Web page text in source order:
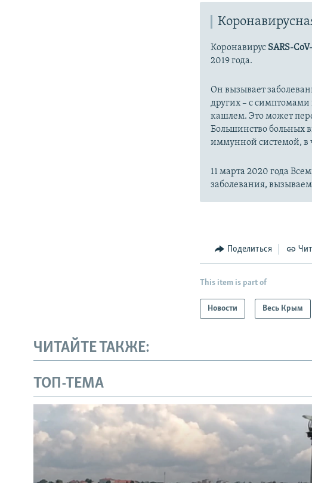
Коронавирус SARS-
2019 года.
Он вызывает
других – с симптомами
кашлем. Это может
Большинство больных
иммунной системой, в
11 марта 2020 года
заболевания,
Поделиться
This item is part of
Новости Весь Крым
ЧИТАЙТЕ ТАКЖЕ:
ТОП-ТЕМА